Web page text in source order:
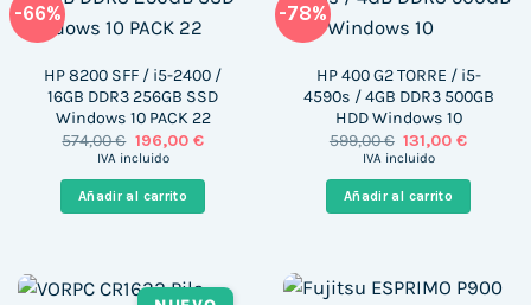
-66%
HP 8200 SFF / i5-2400 /
16GB DDR3 256GB SSD
Windows 10 PACK 22
574,00€ El
precio
era:
574,00 €.
196,00 €El
es:
196,00 €.
IVA incluido
Añadir al carrito
-78%
HP 400 G2 TORRE / i5-
4590s / 4GB DDR3 500GB
HDD Windows 10
599,00€ El
precio
era:
599,00 €.
131,00€El
es:
131,00 €.
IVA incluido
Añadir al carrito